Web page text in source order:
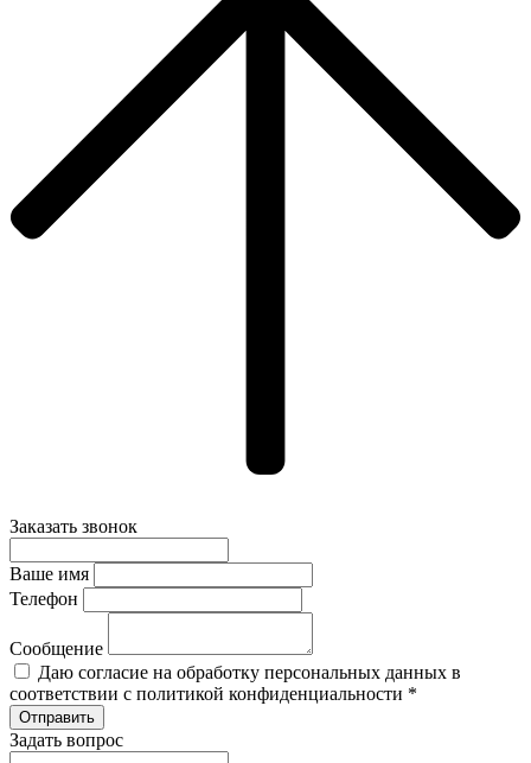
Заказать звонок
Ваше имя
Телефон
Сообщение
Даю согласие на обработку персональных данных в
соответствии с политикой конфиденциальности *
Задать вопрос